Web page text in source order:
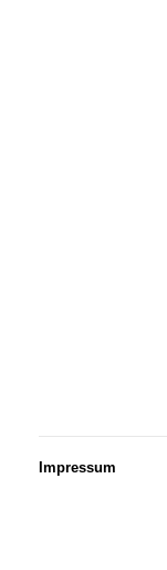
Impressum